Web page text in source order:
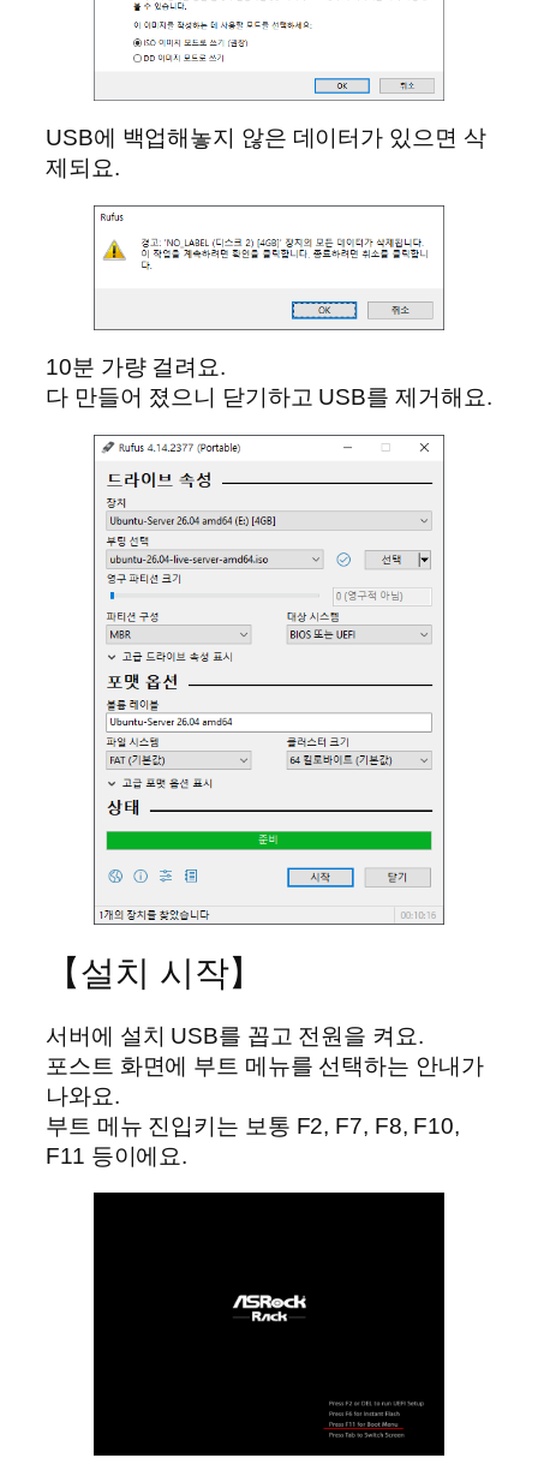
USB에 백업해놓지 않은 데이터가 있으면 삭
제되요.
10분 가량 걸려요.
다 만들어 졌으니 닫기하고 USB를 제거해요.
【설치 시작】
서버에 설치 USB를 꼽고 전원을 켜요.
포스트 화면에 부트 메뉴를 선택하는 안내가
나와요.
부트 메뉴 진입키는 보통 F2, F7, F8, F10,
F11 등이에요.